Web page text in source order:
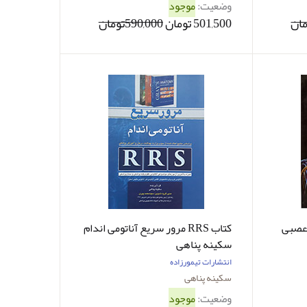
وضعیت:موجود
501,500 تومان 590,000تومان
عصبی کتاب RRS مرور سریع آناتومی اندام
سکینه پناهی
انتشارات تیمورزاده
سکینه پناهی
وضعیت:موجود